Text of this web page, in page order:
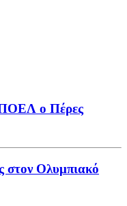
ο Πέρες
Ολυμπιακό